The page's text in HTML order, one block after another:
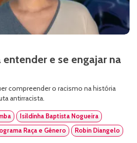
entender e se engajar na
compreender o racismo na história
antirracista.
Isildinha Baptista Nogueira
Raça e Gênero Robin Diangelo